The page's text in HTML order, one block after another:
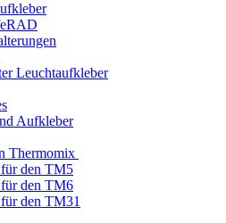
Leuchtaufkleber
Aufkleber
Thermomix
den TM5
den TM6
den TM31